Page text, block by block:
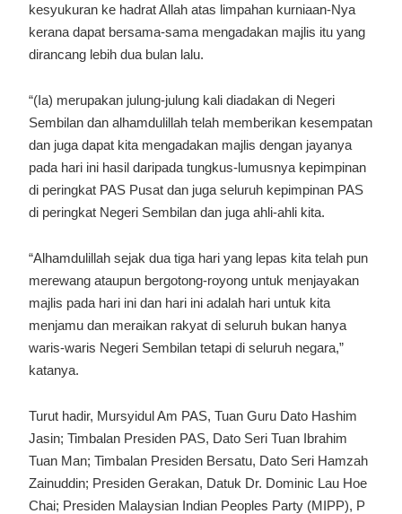
kesyukuran ke hadrat Allah atas limpahan kurniaan-Nya
kerana dapat bersama-sama mengadakan majlis itu yang
dirancang lebih dua bulan lalu.
“(Ia) merupakan julung-julung kali diadakan di Negeri
Sembilan dan alhamdulillah telah memberikan kesempatan
dan juga dapat kita mengadakan majlis dengan jayanya
pada hari ini hasil daripada tungkus-lumusnya kepimpinan
di peringkat PAS Pusat dan juga seluruh kepimpinan PAS
di peringkat Negeri Sembilan dan juga ahli-ahli kita.
“Alhamdulillah sejak dua tiga hari yang lepas kita telah pun
merewang ataupun bergotong-royong untuk menjayakan
majlis pada hari ini dan hari ini adalah hari untuk kita
menjamu dan meraikan rakyat di seluruh bukan hanya
waris-waris Negeri Sembilan tetapi di seluruh negara,”
katanya.
Turut hadir, Mursyidul Am PAS, Tuan Guru Dato Hashim
Jasin; Timbalan Presiden PAS, Dato Seri Tuan Ibrahim
Tuan Man; Timbalan Presiden Bersatu, Dato Seri Hamzah
Zainuddin; Presiden Gerakan, Datuk Dr. Dominic Lau Hoe
Chai; Presiden Malaysian Indian Peoples Party (MIPP), P